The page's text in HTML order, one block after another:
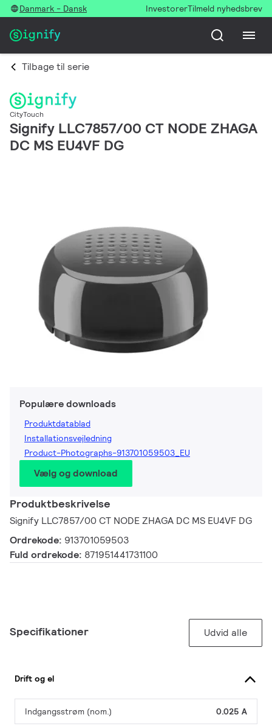
Danmark - Dansk InvestorerTilmeld nyhedsbrev
Tilbage til serie
CityTouch
Signify LLC7857/00 CT NODE ZHAGA
DC MS EU4VF DG
Populære downloads
Produktdatablad
Installationsvejledning
Product-Photographs-913701059503_EU
Vælg og download
Produktbeskrivelse
Signify LLC7857/00 CT NODE ZHAGA DC MS EU4VF DG
Ordrekode: 913701059503
Fuld ordrekode: 871951441731100
Specifikationer Udvid alle
Drift og el
Indgangsstrøm (nom.) 0.025 A